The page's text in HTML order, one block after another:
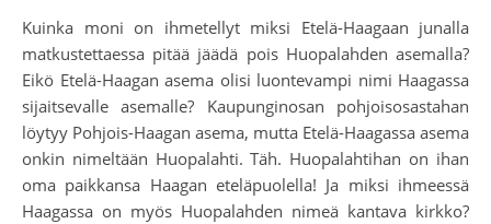
Kuinka moni on ihmetellyt miksi Etelä-Haagaan junalla
matkustettaessa pitää jäädä pois Huopalahden asemalla?
Eikö Etelä-Haagan asema olisi luontevampi nimi Haagassa
sijaitsevalle asemalle? Kaupunginosan pohjoisosastahan
löytyy Pohjois-Haagan asema, mutta Etelä-Haagassa asema
onkin nimeltään Huopalahti. Täh. Huopalahtihan on ihan
oma paikkansa Haagan eteläpuolella! Ja miksi ihmeessä
Haagassa on myös Huopalahden nimeä kantava kirkko?